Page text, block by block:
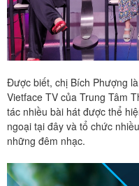
Được biết, chị Bích Phượng
Vietface TV của Trung Tâm
tác nhiều bài hát được thể
ngoại tại đây và tổ chức
những đêm nhạc.